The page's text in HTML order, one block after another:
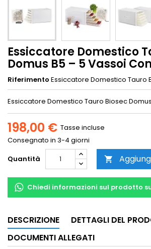
Essiccatore Domestico
Domus B5 – 5 Vassoi
Riferimento Essiccatore Domestico Tauro
Essiccatore Domestico Tauro Biosec
198,00 € Tasse incluse
Consegnato in 3-4 giorni
Quantità

Chiedi informazioni sul prodotto
DESCRIZIONE
DETTAGLI DEL
DOCUMENTI ALLEGATI